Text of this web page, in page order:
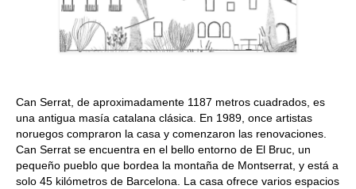
Can Serrat, de aproximadamente 1187 metros cuadrados, es
una antigua masía catalana clásica. En 1989, once artistas
noruegos compraron la casa y comenzaron las renovaciones.
Can Serrat se encuentra en el bello entorno de El Bruc, un
pequeño pueblo que bordea la montaña de Montserrat, y está a
solo 45 kilómetros de Barcelona. La casa ofrece varios espacios